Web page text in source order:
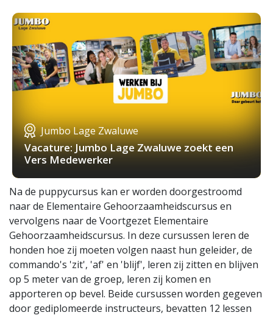
Jumbo Lage Zwaluwe
Vacature: Jumbo Lage Zwaluwe zoekt een
Vers Medewerker
Na de puppycursus kan er worden doorgestroomd
naar de Elementaire Gehoorzaamheidscursus en
vervolgens naar de Voortgezet Elementaire
Gehoorzaamheidscursus. In deze cursussen leren de
honden hoe zij moeten volgen naast hun geleider, de
commando's 'zit', 'af' en 'blijf', leren zij zitten en blijven
op 5 meter van de groep, leren zij komen en
apporteren op bevel. Beide cursussen worden gegeven
door gediplomeerde instructeurs, bevatten 12 lessen